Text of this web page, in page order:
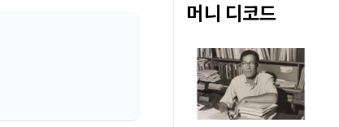
머니 디코드